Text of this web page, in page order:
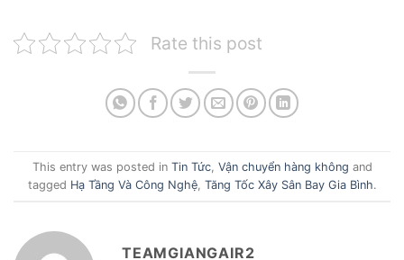
Rate this post
This entry was posted in Tin Tức, Vận chuyển hàng không and
tagged Hạ Tầng Và Công Nghệ, Tăng Tốc Xây Sân Bay Gia Bình.
TEAMGIANGAIR2